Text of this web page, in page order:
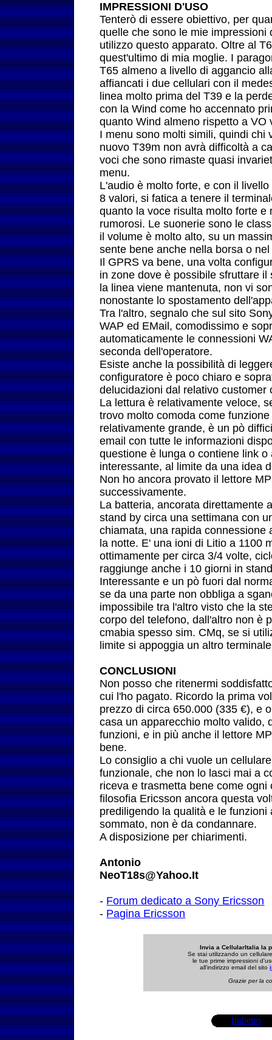
IMPRESSIONI D'USO
Tenterò di essere obiettivo, per
quelle che sono le mie
utilizzo questo apparato. Oltre al
quest'ultimo di mia moglie. I
T65 almeno a livello di aggancio
affiancati i due cellulari con il
linea molto prima del T39 e la
con la Wind come ho accennato
quanto Wind almeno rispetto a
I menu sono molti simili, quindi chi
nuovo T39m non avrà difficoltà a
voci che sono rimaste quasi
menu.
L'audio è molto forte, e con il
8 valori, si fatica a tenere il
quanto la voce risulta molto forte
rumorosi. Le suonerie sono le
il volume è molto alto, su un
sente bene anche nella borsa o
Il GPRS va bene, una volta
in zone dove è possibile sfruttare
la linea viene mantenuta, non vi
nonostante lo spostamento
Tra l'altro, segnalo che sul sito
WAP ed EMail, comodissimo e
automaticamente le connessioni
seconda dell'operatore.
Esiste anche la possibilità di
configuratore è poco chiaro e
delucidazioni dal relativo customer
La lettura è relativamente veloce,
trovo molto comoda come
relativamente grande, è un pò
email con tutte le informazioni
questione è lunga o contiene link
interessante, al limite da una idea
Non ho ancora provato il lettore
successivamente.
La batteria, ancorata direttamente
stand by circa una settimana con
chiamata, una rapida
la notte. E' una ioni di Litio a 1100
ottimamente per circa 3/4 volte,
raggiunge anche i 10 giorni in
Interessante e un pò fuori dal
se da una parte non obbliga a
impossibile tra l'altro visto che la
corpo del telefono, dall'altro non è
cmabia spesso sim. CMq, se si
limite si appoggia un altro
CONCLUSIONI
Non posso che ritenermi
cui l'ho pagato. Ricordo la prima
prezzo di circa 650.000 (335 €), e
casa un apparecchio molto valido,
funzioni, e in più anche il lettore
bene.
Lo consiglio a chi vuole un
funzionale, che non lo lasci mai a
riceva e trasmetta bene come
filosofia Ericsson ancora questa
prediligendo la qualità e le
sommato, non è da condannare.
A disposizione per chiarimenti.
Antonio
NeoT18s@Yahoo.It
- Forum dedicato a Sony Ericsson
- Pagina Ericsson
Invia a CellularItalia la
Se stai utilizzando un
le tue prime impressioni
all'indirizzo email del sito
Grazie per la
Indietro